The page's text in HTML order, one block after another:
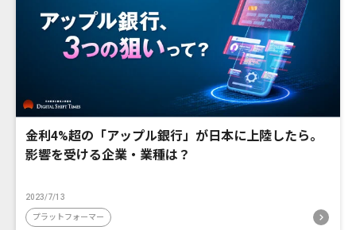
金利4%超の「アップル銀行」が日本に上陸したら。
影響を受ける企業・業種は？
2023/7/13
プラットフォーマー